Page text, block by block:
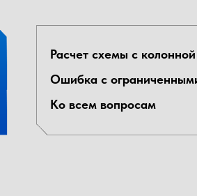
Расчет схемы с колонной
Ошибка с
Ко всем вопросам